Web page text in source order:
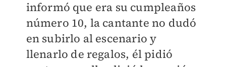
informó que era su cumpleaños
número 10, la cantante no dudó
en subirlo al escenario y
llenarlo de regalos, él pidió